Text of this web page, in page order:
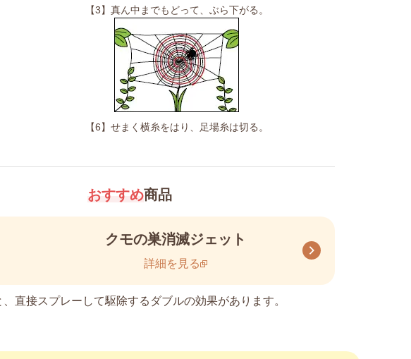
【3】真ん中までもどって、ぶら下がる。
【6】せまく横糸をはり、足場糸は切る。
おすすめ商品
クモの巣消滅ジェット
詳細を見る
直接スプレーして駆除するダブルの効果があります。